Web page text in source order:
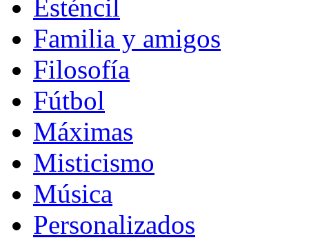
Esténcil
Familia y amigos
Filosofía
Fútbol
Máximas
Misticismo
Música
Personalizados